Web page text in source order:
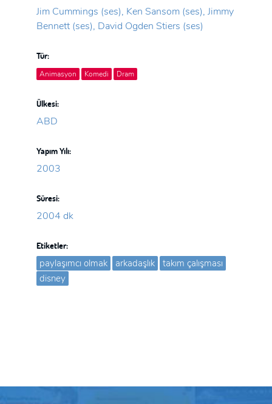
Jim Cummings (ses), Ken Sansom (ses), Jimmy
Bennett (ses), David Ogden Stiers (ses)
Tür:
Animasyon Komedi Dram
Ülkesi:
ABD
Yapım Yılı:
2003
Süresi:
2004 dk
Etiketler:
paylaşımcı olmak arkadaşlık
takım çalışması
disney